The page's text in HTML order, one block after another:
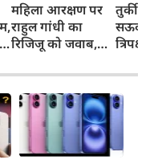
महिला आरक्षण पर
राहुल गांधी का
रिजिजू को जवाब,
कानून बिना शर्त लागू
करें
तुर्की,
सऊदी